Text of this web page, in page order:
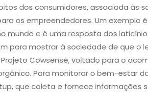
dos consumidores, associada
os empreendedores. Um exemplo
mundo e é uma resposta dos
para mostrar à sociedade de que o
Projeto Cowsense, voltado para o
Para monitorar o bem-estar
que coleta e fornece informações